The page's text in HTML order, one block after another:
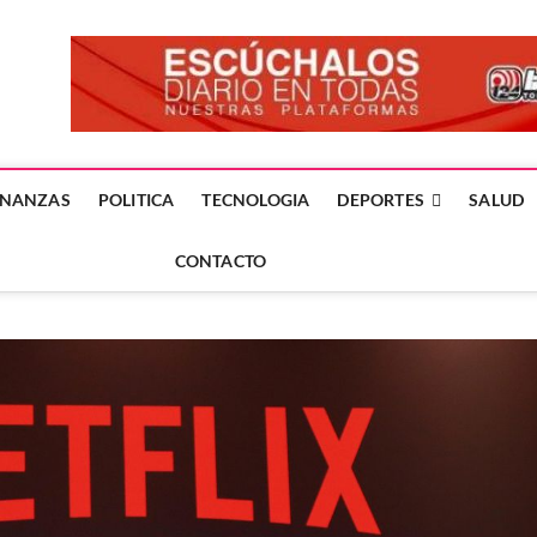
DÍA EN LA NOTICIA
POLITICA TECNOLOGIA DEPORTES SALUD
CONTACTO